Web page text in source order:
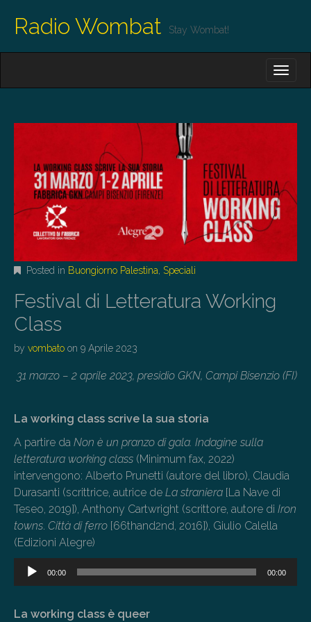
Radio Wombat Stay Wombat!
N
U
O
N
T
Posted in Buongiorno Palestina Speciali
Festival di Letteratura Working
Class
by vombato on 9 Aprile 2023
31 marzo – 2 aprile 2023, presidio GKN, Campi Bisenzio (FI)
La working class scrive la sua storia
A partire da Non è un pranzo di gala. Indagine sulla
letteratura working class (Minimum fax, 2022)
intervengono: Alberto Prunetti (autore del libro), Claudia
Durasanti (scrittrice, autrice de La straniera [La Nave di
Teseo, 2019]), Anthony Cartwright (scrittore, autore di Iron
towns. Città di ferro [66thand2nd, 2016]), Giulio Calella
(Edizioni Alegre)
Audio
00:00 00:00
La working class è queer